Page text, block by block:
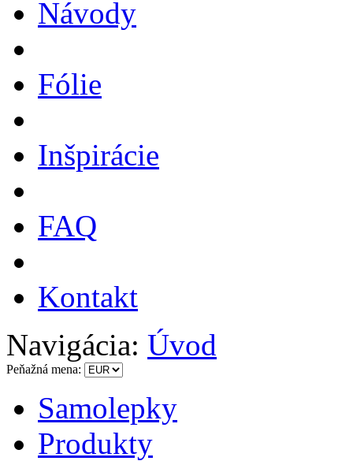
Návody
Fólie
Inšpirácie
FAQ
Kontakt
Navigácia: Úvod
Peňažná mena:
Samolepky
Produkty